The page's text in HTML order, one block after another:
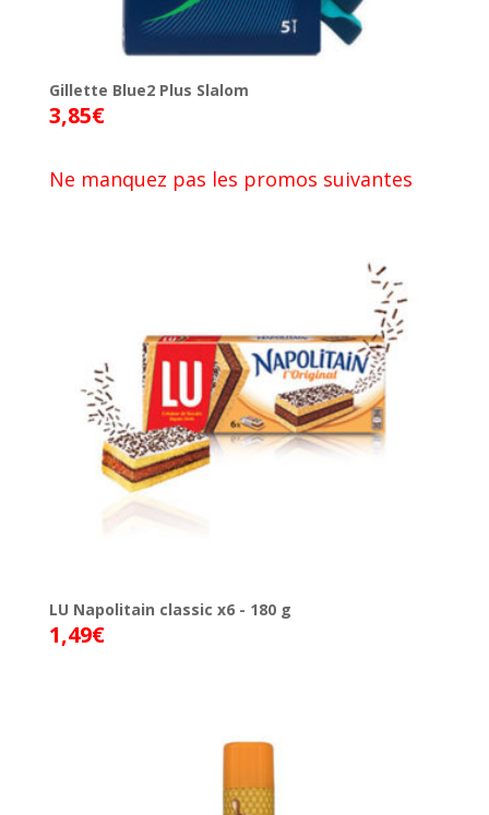
Gillette Blue2 Plus Slalom
3,85€
Ne manquez pas les promos suivantes
LU Napolitain classic x6 - 180 g
1,49€